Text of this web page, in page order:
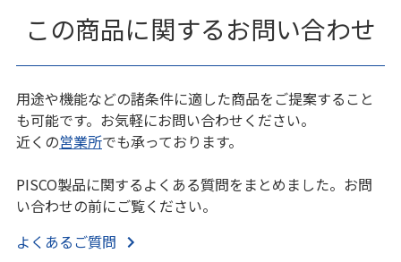
この商品に関するお問い合わせ
用途や機能などの諸条件に適した商品をご提案すること
も可能です。お気軽にお問い合わせください。
近くの営業所でも承っております。
PISCO製品に関するよくある質問をまとめました。お問
い合わせの前にご覧ください。
よくあるご質問